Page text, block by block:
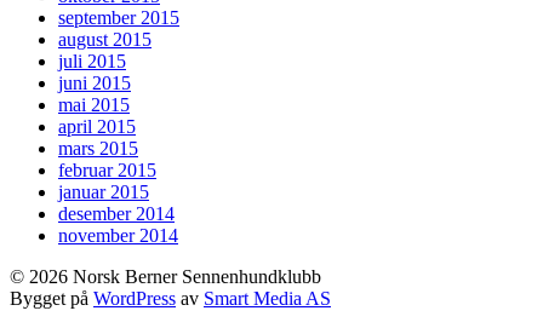
september 2015
august 2015
juli 2015
juni 2015
mai 2015
april 2015
mars 2015
februar 2015
januar 2015
desember 2014
november 2014
© 2026 Norsk Berner Sennenhundklubb
Bygget på WordPress av Smart Media AS